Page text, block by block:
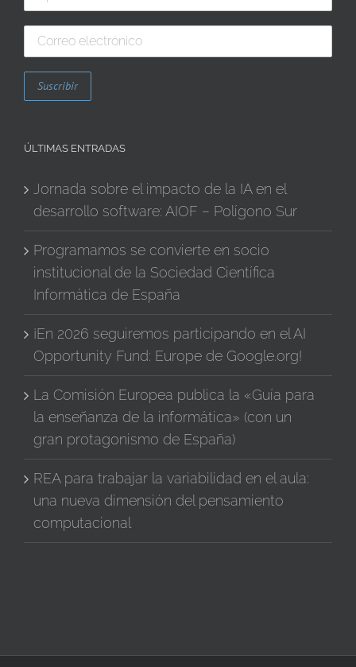
ÚLTIMAS ENTRADAS
Jornada sobre el impacto de la IA en el
desarrollo software: AIOF – Polígono Sur
Programamos se convierte en socio
institucional de la Sociedad Científica
Informática de España
¡En 2026 seguiremos participando en el AI
Opportunity Fund: Europe de Google.org!
La Comisión Europea publica la «Guía para
la enseñanza de la informática» (con un
gran protagonismo de España)
REA para trabajar la variabilidad en el aula:
una nueva dimensión del pensamiento
computacional